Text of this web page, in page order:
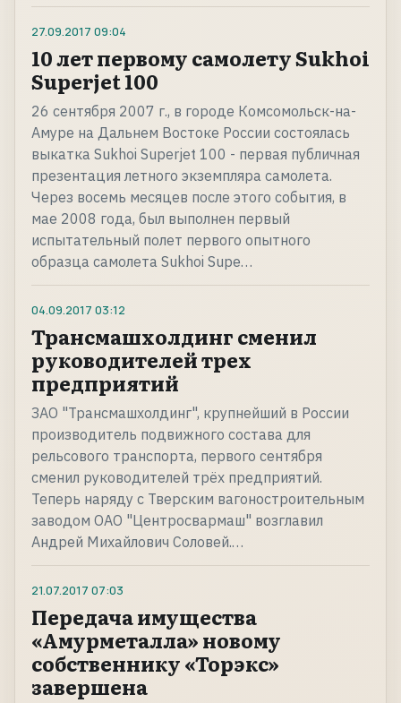
27.09.2017 09:04
10 лет первому самолету Sukhoi
Superjet 100
26 сентября 2007 г., в городе Комсомольск-на-
Амуре на Дальнем Востоке России состоялась
выкатка Sukhoi Superjet 100 - первая публичная
презентация летного экземпляра самолета.
Через восемь месяцев после этого события, в
мае 2008 года, был выполнен первый
испытательный полет первого опытного
образца самолета Sukhoi Supe…
04.09.2017 03:12
Трансмашхолдинг сменил
руководителей трех
предприятий
ЗАО "Трансмашхолдинг", крупнейший в России
производитель подвижного состава для
рельсового транспорта, первого сентября
сменил руководителей трёх предприятий.
Теперь наряду с Тверским вагоностроительным
заводом ОАО "Центросвармаш" возглавил
Андрей Михайлович Соловей.…
21.07.2017 07:03
Передача имущества
«Амурметалла» новому
собственнику «Торэкс»
завершена